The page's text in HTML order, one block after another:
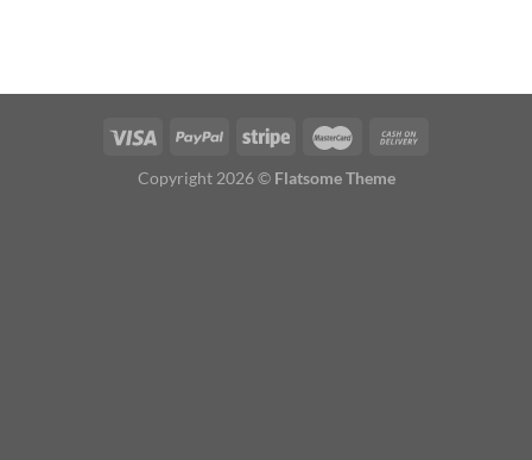
Copyright 2026 © Flatsome Theme